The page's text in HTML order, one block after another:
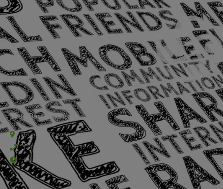
Sede Barra Mansa
Rua Rio Branco, nº107 (2º andar), Centro - Cep: 27.330-030
(24) 3323-2848 ou (24) 3323-2500
De segunda à sexta-feira , das 9h às 17h.